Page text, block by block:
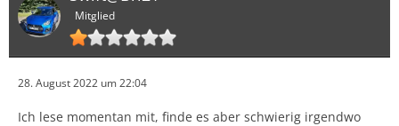
Mitglied
28. August 2022 um 22:04
Ich lese momentan mit, finde es aber schwierig irgendwo